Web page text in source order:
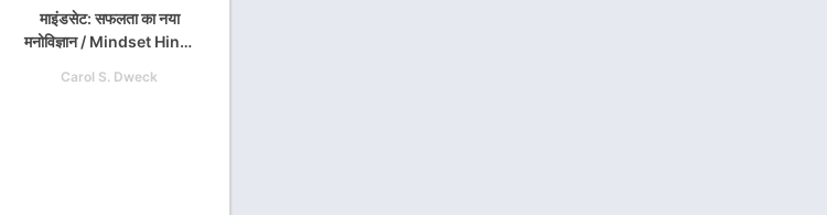
माइंडसेट: सफलता का नया
मनोविज्ञान / Mindset Hindi
Carol S. Dweck